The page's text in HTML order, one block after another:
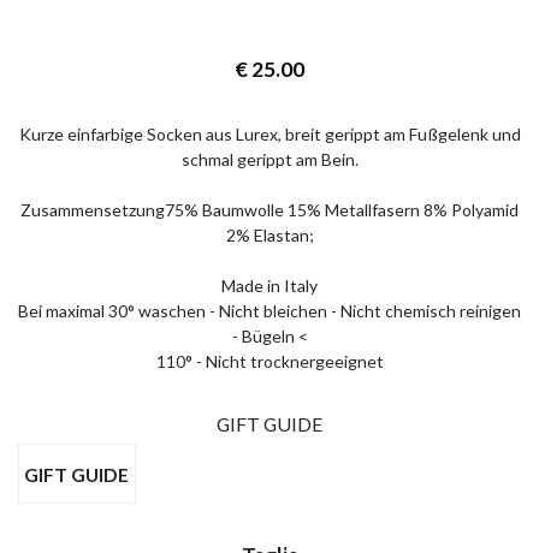
€25.00
Kurze einfarbige Socken aus Lurex, breit gerippt am Fußgelenk und
schmal gerippt am Bein.
Zusammensetzung75% Baumwolle 15% Metallfasern 8% Polyamid
2% Elastan;
Made in Italy
Bei maximal 30° waschen - Nicht bleichen - Nicht chemisch reinigen
- Bügeln <
110° - Nicht trocknergeeignet
GIFT GUIDE
GIFT GUIDE